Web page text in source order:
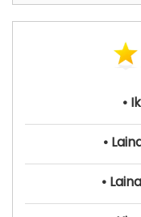
•
•
•